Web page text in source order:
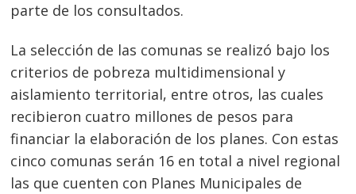
parte de los consultados.
La selección de las comunas se realizó bajo los
criterios de pobreza multidimensional y
aislamiento territorial, entre otros, las cuales
recibieron cuatro millones de pesos para
financiar la elaboración de los planes. Con estas
cinco comunas serán 16 en total a nivel regional
las que cuenten con Planes Municipales de